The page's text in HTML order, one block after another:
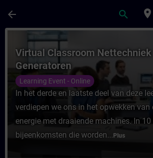
arrow_back search place
Cours - Virtual Classroom
Virtual Classroom Nettechniek
Generatoren
Learning Event - Online
In het derde en laatste deel van deze
verdiepen we ons in het opwekken van
energie met draaiende machines. In
bijeenkomsten die worden... Plus